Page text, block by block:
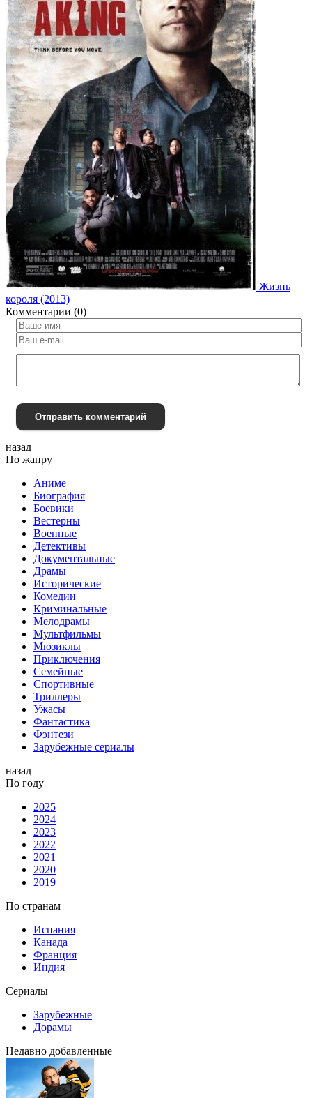
Жизнь
короля (2013)
Комментарии (0)
Отправить комментарий
назад
По жанру
Аниме
Биография
Боевики
Вестерны
Военные
Детективы
Документальные
Драмы
Исторические
Комедии
Криминальные
Мелодрамы
Мультфильмы
Мюзиклы
Приключения
Семейные
Спортивные
Триллеры
Ужасы
Фантастика
Фэнтези
Зарубежные сериалы
назад
По году
2025
2024
2023
2022
2021
2020
2019
По странам
Испания
Канада
Франция
Индия
Сериалы
Зарубежные
Дорамы
Недавно добавленные